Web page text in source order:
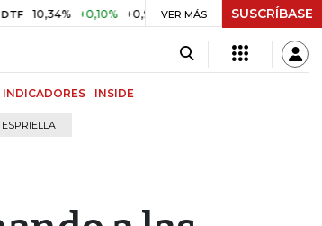
10,34% +0,10% +0,98% UVR $ 416,91 +$ 0,05 +0,01%
VER MÁS SUSCRÍBASE
INDICADORES INSIDE